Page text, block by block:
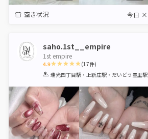
空き状況 今日 ×
saho.1st__empire
1st empire
4.9
1 2 3 4 5
(17件)
瑞光四丁目駅・上新庄駅・だいどう豊里駅